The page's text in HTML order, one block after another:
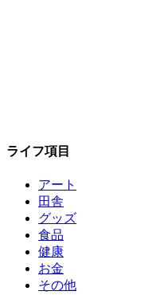
ライフ項目
アート
田舎
グッズ
食品
健康
お金
その他